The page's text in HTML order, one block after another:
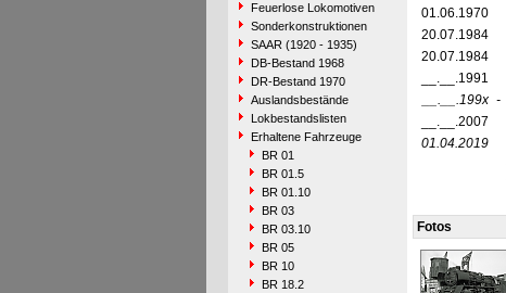
Feuerlose Lokomotiven
Sonderkonstruktionen
SAAR (1920 - 1935)
DB-Bestand 1968
DR-Bestand 1970
Auslandsbestände
Lokbestandslisten
Erhaltene Fahrzeuge
BR 01
BR 01.5
BR 01.10
BR 03
BR 03.10
BR 05
BR 10
BR 18.2
01.06.1970
20.07.1984
20.07.1984
__.__.1991
__.__.199x -
__.__.2007
01.04.2019
Fotos